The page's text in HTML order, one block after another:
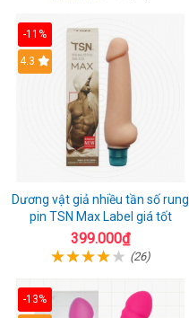
-11%
4.3
Dương vật giả nhiều tần số rung
pin TSN Max Label giá tốt
399.000₫
(26)
-13%